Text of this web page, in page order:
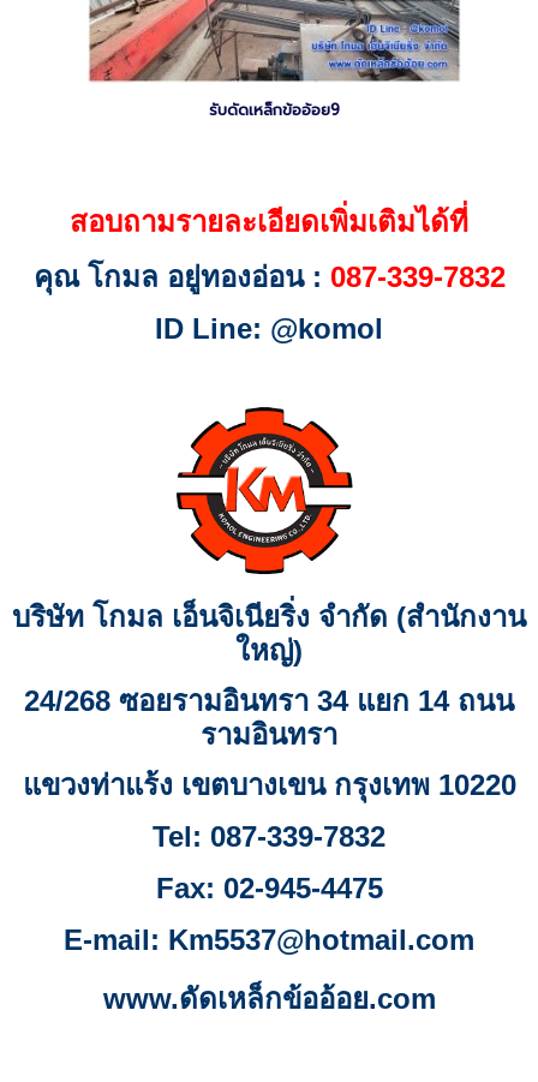
รับดัดเหล็กข้ออ้อย9
สอบถามรายละเอียดเพิ่มเติมได้ที่
คุณ โกมล อยู่ทองอ่อน : 087-339-7832
ID Line: @komol
บริษัท โกมล เอ็นจิเนียริ่ง จำกัด (สำนักงาน
ใหญ่)
24/268 ซอยรามอินทรา 34 แยก 14 ถนน
รามอินทรา
แขวงท่าแร้ง เขตบางเขน กรุงเทพ 10220
Tel: 087-339-7832
Fax: 02-945-4475
E-mail: Km5537@hotmail.com
www.ดัดเหล็กข้ออ้อย.com